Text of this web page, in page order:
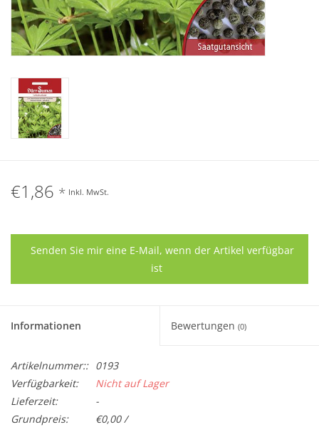
€1,86 * Inkl. MwSt.
Senden Sie mir eine E-Mail, wenn der Artikel verfügbar
ist
Informationen Bewertungen (0)
Artikelnummer:: 0193
Verfügbarkeit:
Nicht auf Lager
Lieferzeit:
-
Grundpreis:
€0,00 /